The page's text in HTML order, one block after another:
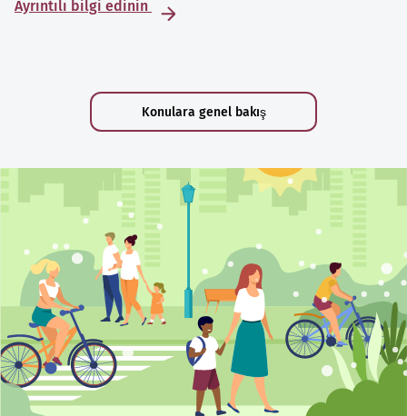
Ayrıntılı bilgi edinin
Konulara genel bakış